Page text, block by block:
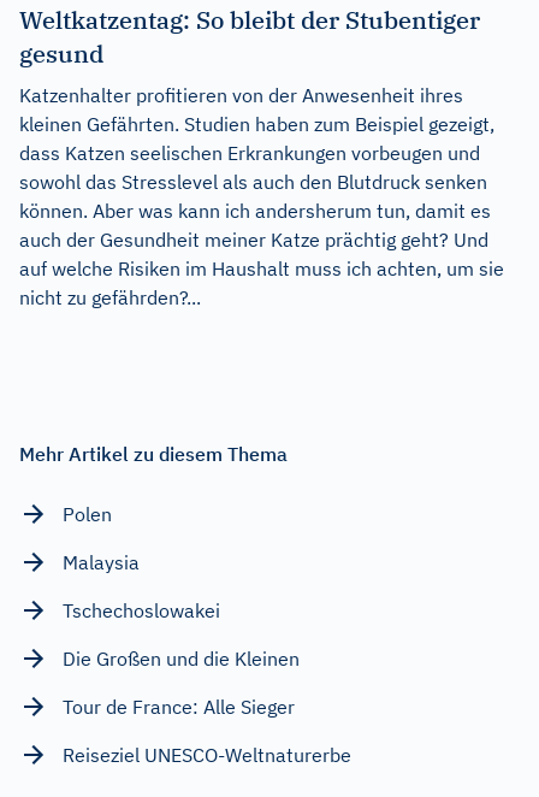
Weltkatzentag: So bleibt der Stubentiger
gesund
Katzenhalter profitieren von der Anwesenheit ihres
kleinen Gefährten. Studien haben zum Beispiel gezeigt,
dass Katzen seelischen Erkrankungen vorbeugen und
sowohl das Stresslevel als auch den Blutdruck senken
können. Aber was kann ich andersherum tun, damit es
auch der Gesundheit meiner Katze prächtig geht? Und
auf welche Risiken im Haushalt muss ich achten, um sie
nicht zu gefährden?...
Mehr Artikel zu diesem Thema
Polen
Malaysia
Tschechoslowakei
Die Großen und die Kleinen
Tour de France: Alle Sieger
Reiseziel UNESCO-Weltnaturerbe